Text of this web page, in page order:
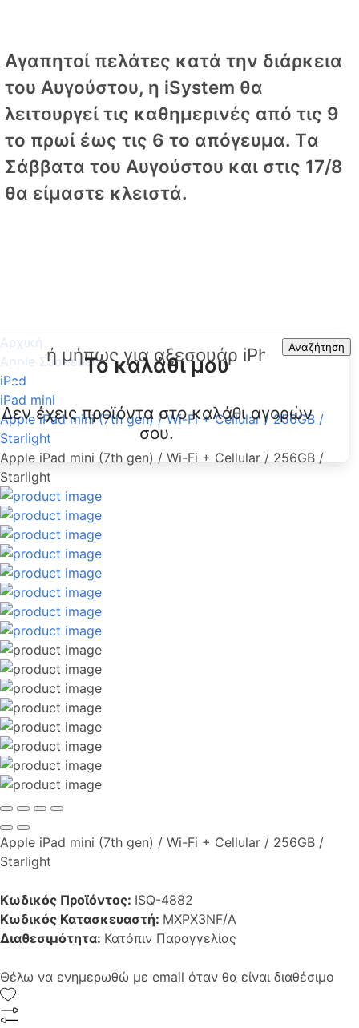
Αγαπητοί πελάτες κατά την διάρκεια
του Αυγούστου, η iSystem θα
λειτουργεί τις καθημερινές από τις 9
το πρωί έως τις 6 το απόγευμα. Tα
Σάββατα του Αυγούστου και στις 17/8
θα είμαστε κλειστά.
Αναζήτηση
Το καλάθι μου
Δεν έχεις προϊόντα στο καλάθι αγορών
σου.
Αρχική
Apple Συσκευές
iPad
iPad mini
Apple iPad mini (7th gen) / Wi-Fi + Cellular / 256GB /
Starlight
Apple iPad mini (7th gen) / Wi-Fi + Cellular / 256GB /
Starlight
Apple iPad mini (7th gen) / Wi-Fi + Cellular / 256GB /
Starlight
Κωδικός Προϊόντος: ISQ-4882
Κωδικός Κατασκευαστή: MXPX3NF/A
Διαθεσιμότητα: Κατόπιν Παραγγελίας
Θέλω να ενημερωθώ με email όταν θα είναι διαθέσιμο